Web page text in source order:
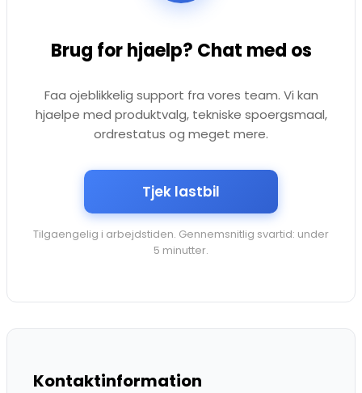
Brug for hjaelp? Chat med os
Faa ojeblikkelig support fra vores team. Vi kan
hjaelpe med produktvalg, tekniske spoergsmaal,
ordrestatus og meget mere.
Tjek lastbil
Tilgaengelig i arbejdstiden. Gennemsnitlig svartid: under
5 minutter.
Kontaktinformation